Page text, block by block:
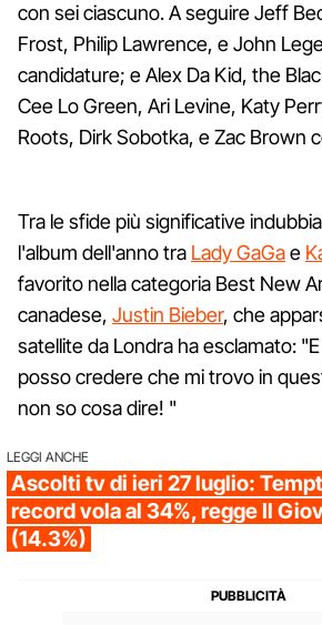
con sei ciascuno. A seguire Jeff
Frost, Philip Lawrence, e John
candidature; e Alex Da Kid, the
Cee Lo Green, Ari Levine, Katy
Roots, Dirk Sobotka, e Zac Brown
Tra le sfide più significative
l'album dell'anno tra Lady GaGae
favorito nella categoria Best New
canadese, Justin Bieber, che
satellite da Londra ha esclamato: "E
posso credere che mi trovo in
non so cosa dire! "
LEGGI ANCHE
Ascolti tv di ieri 27 luglio:
record vola al 34%, regge Il
(14.3%)